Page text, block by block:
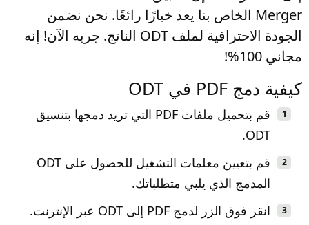
Merger الخاص بنا يعد خيارًا رائعًا. نحن نضمن
الجودة الاحترافية لملف ODT الناتج. جربه الآن! إنه
مجاني 100%!
كيفية دمج PDF في ODT
قم بتحميل ملفات PDF التي تريد دمجها بتنسيق
ODT.
قم بتعيين معلمات التشغيل للحصول على ODT
المدمج الذي يلبي متطلباتك.
انقر فوق الزر لدمج PDF إلى ODT عبر الإنترنت.